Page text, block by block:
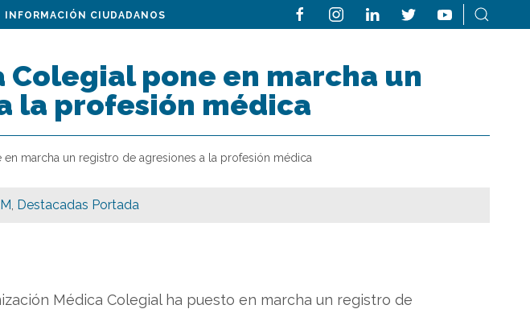
INFORMACIÓN CIUDADANOS
Colegial pone en marcha un
la profesión médica
en marcha un registro de agresiones a la profesión médica
, Destacadas Portada
Médica Colegial ha puesto en marcha un registro de